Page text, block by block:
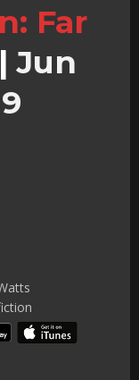
Far
| Jun